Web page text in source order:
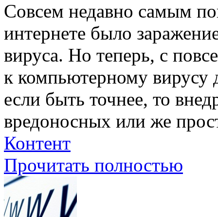
Совсем недавно самым
интернете было
вируса. Но теперь, с
к компьютерному вирусу
если быть точнее, то
вредоносных или же
Контент
Прочитать полностью